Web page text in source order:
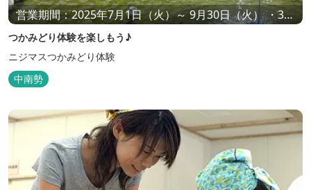
営業期間：2025年7月1日（火）～ 9月30日（火） ・3日
前までの要予約 ・必要に応じた量（㎏数）をご注文くだ
つかみどり体験を楽しもう♪
ニジマスつかみどり体験
中南勢